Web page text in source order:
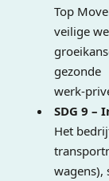
Top
veilige
gezonde
werk-
SDG 9
Het
wagens),